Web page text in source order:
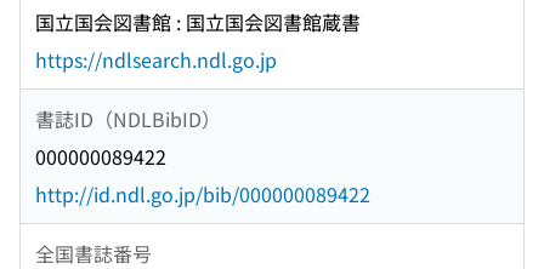
国立国会図書館 : 国立国会図書館蔵書
https://ndlsearch.ndl.go.jp
書誌ID（NDLBibID）
000000089422
http://id.ndl.go.jp/bib/000000089422
全国書誌番号